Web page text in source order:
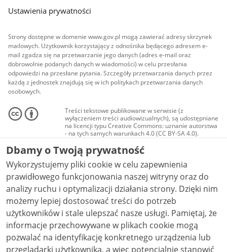
Ustawienia prywatności
Strony dostępne w domenie www.gov.pl mogą zawierać adresy skrzynek
mailowych. Użytkownik korzystający z odnośnika będącego adresem e-
mail zgadza się na przetwarzanie jego danych (adres e-mail oraz
dobrowolnie podanych danych w wiadomości) w celu przesłania
odpowiedzi na przesłane pytania. Szczegóły przetwarzania danych przez
każdą z jednostek znajdują się w ich politykach przetwarzania danych
osobowych.
Treści tekstowe publikowane w serwisie (z
wyłączeniem treści audiowizualnych), są udostępniane
na licencji typu Creative Commons: uznanie autorstwa
- na tych samych warunkach 4.0 (CC BY-SA 4.0).
Materiały audiowizualne, w tym zdjęcia, materiały
audio i wideo, są udostępniane na licencji typu
Creative Commons: uznanie autorstwa użycie
niekomercyjne - bez utworów zależnych 4.0 (CC BY-
NC-ND 4.0), o ile nie jest to stwierdzone inaczej.
Dbamy o Twoją prywatność
Wykorzystujemy pliki cookie w celu zapewnienia
prawidłowego funkcjonowania naszej witryny oraz do
analizy ruchu i optymalizacji działania strony. Dzięki nim
możemy lepiej dostosować treści do potrzeb
użytkowników i stale ulepszać nasze usługi. Pamiętaj, że
informacje przechowywane w plikach cookie mogą
pozwalać na identyfikację konkretnego urządzenia lub
przeglądarki użytkownika, a więc potencjalnie stanowić